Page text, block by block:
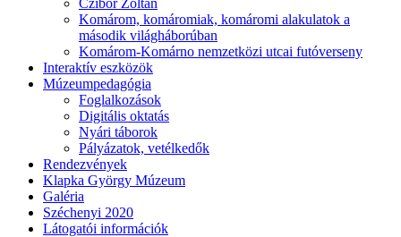
Czibor Zoltán
Komárom, komáromiak, komáromi alakulatok a
második világháborúban
Komárom-Komárno nemzetközi utcai futóverseny
Interaktív eszközök
Múzeumpedagógia
Foglalkozások
Digitális oktatás
Nyári táborok
Pályázatok, vetélkedők
Rendezvények
Klapka György Múzeum
Galéria
Széchenyi 2020
Látogatói információk